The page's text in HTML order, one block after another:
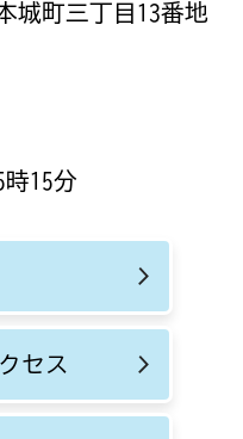
城町三丁目13番地
15分
セス